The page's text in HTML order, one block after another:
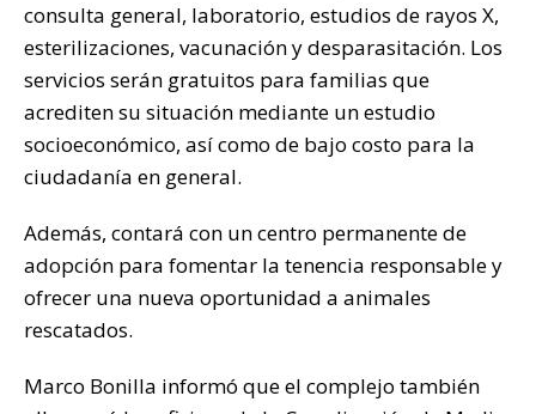
consulta general, laboratorio, estudios de rayos X,
esterilizaciones, vacunación y desparasitación. Los
servicios serán gratuitos para familias que
acrediten su situación mediante un estudio
socioeconómico, así como de bajo costo para la
ciudadanía en general.
Además, contará con un centro permanente de
adopción para fomentar la tenencia responsable y
ofrecer una nueva oportunidad a animales
rescatados.
Marco Bonilla informó que el complejo también